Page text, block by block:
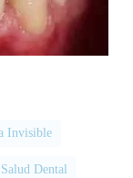
Invisible
Salud Dental